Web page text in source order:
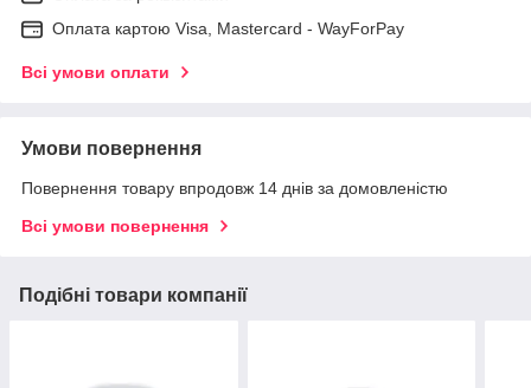
Оплата картою Visa, Mastercard - WayForPay
Всі умови оплати
Умови повернення
Повернення товару впродовж 14 днів за домовленістю
Всі умови повернення
Подібні товари компанії